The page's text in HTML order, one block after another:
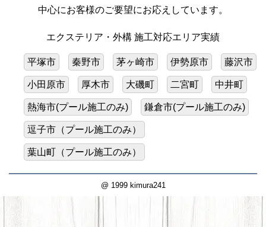
中心にお客様のご要望にお応えしています。
エクステリア・外構 施工対応エリア実績
平塚市 秦野市 茅ヶ崎市 伊勢原市 藤沢市
小田原市 厚木市 大磯町 二宮町 中井町
熱海市(プール施工のみ) 鎌倉市(プール施工のみ)
逗子市（プール施工のみ）
葉山町（プール施工のみ）
@ 1999 kimura241